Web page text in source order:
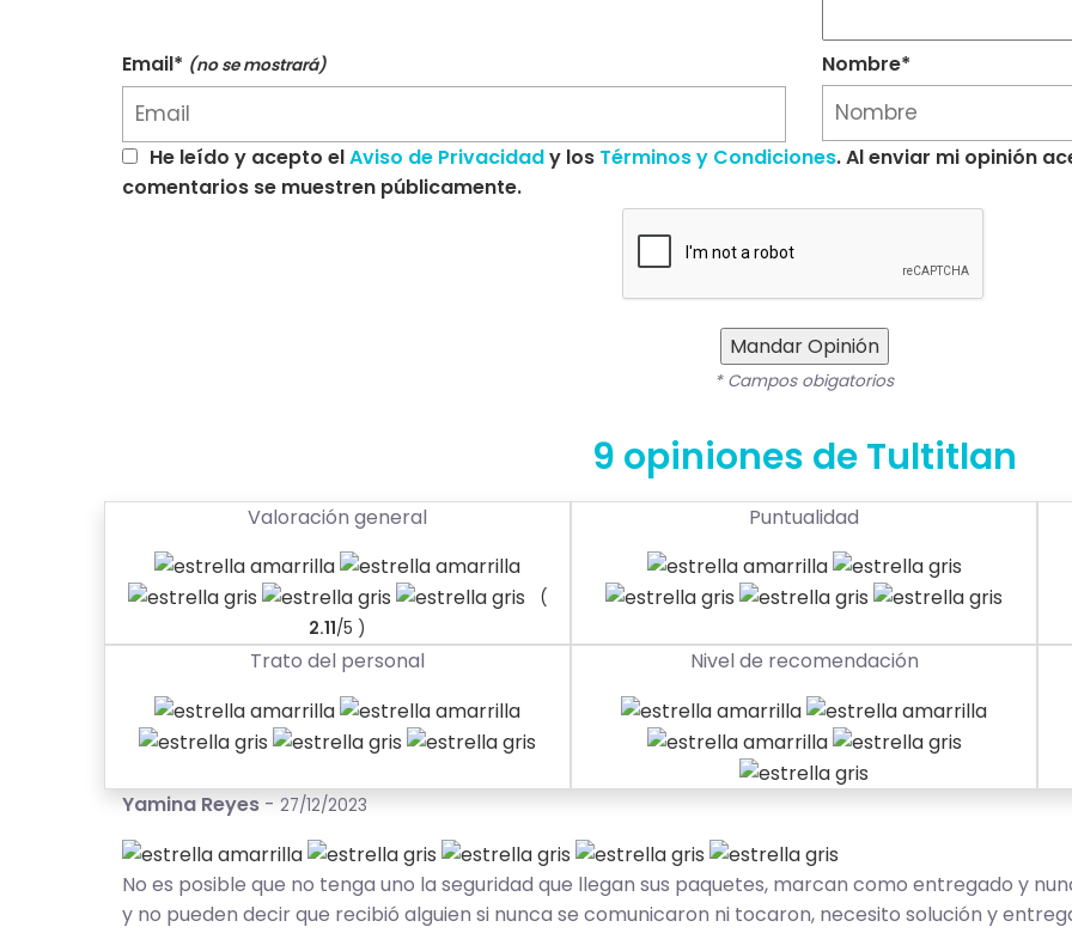
Email* (no se mostrará) Nombre*
He leído y acepto elAviso de Privacidady los Términos y Condiciones. Al enviar mi opinión
comentarios se muestren públicamente.
Mandar Opinión
* Campos obigatorios
9 opiniones de Tultitlan
Valoración general
(
2.11/5 )
Puntualidad
Trato del personal Nivel de recomendación
Yamina Reyes - 27/12/2023
No es posible que no tenga uno la seguridad que llegan sus paquetes, marcan como entregado y
y no pueden decir que recibió alguien si nunca se comunicaron ni tocaron, necesito solución y